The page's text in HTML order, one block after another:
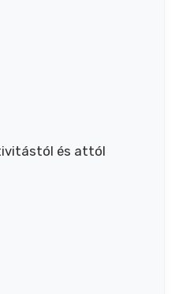
és attól